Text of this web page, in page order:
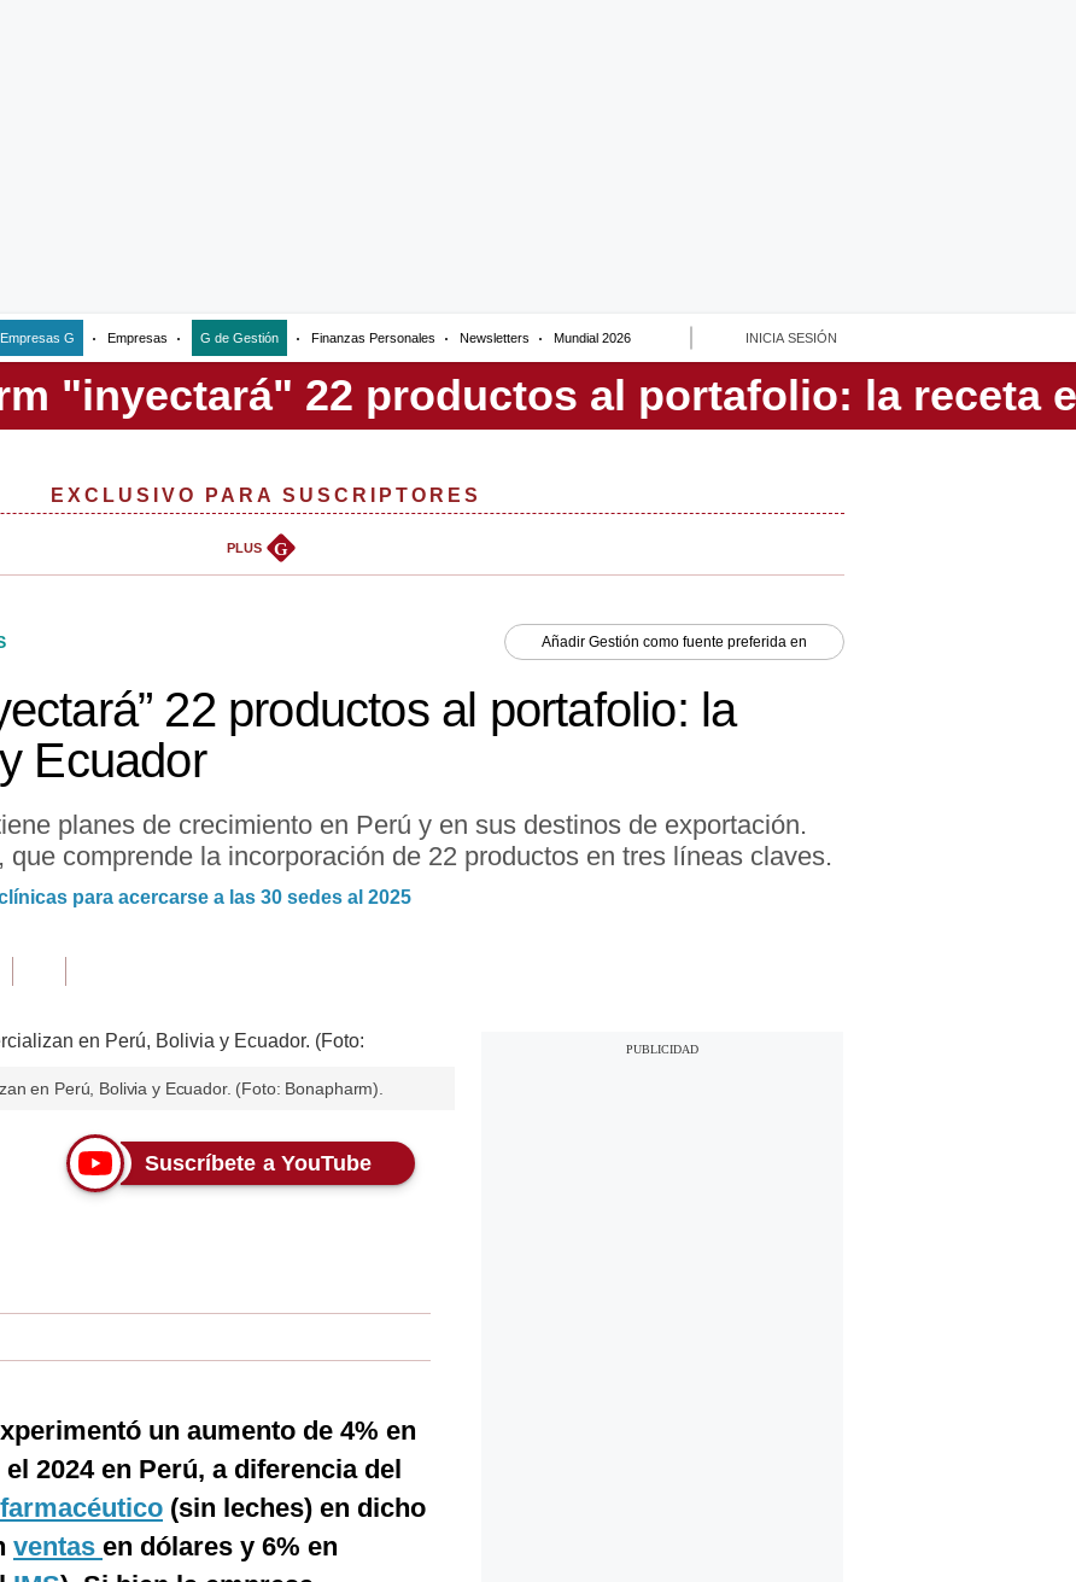
Empresas G Empresas G de Gestión Finanzas Personales Newsletters Mundial 2026 INICIA SESIÓN
EXCLUSIVO PARA SUSCRIPTORES
PLUS G
Añadir Gestión como fuente preferida en
22 productos al portafolio: la
Ecuador
planes de crecimiento en Perú y en sus destinos de exportación.
comprende la incorporación de 22 productos en tres líneas claves.
para acercarse a las 30 sedes al 2025
en Perú, Bolivia y Ecuador. (Foto: Bonapharm).
Suscríbete a YouTube
un aumento de 4% en
2024 en Perú, a diferencia del
(sin leches) en dicho
ventas en dólares y 6% en